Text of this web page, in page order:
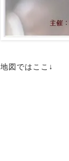
地図ではここ↓